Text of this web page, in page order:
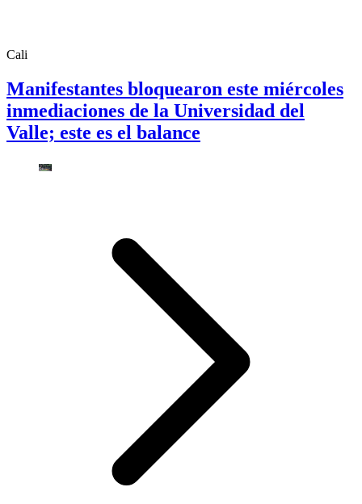
Cali
Manifestantes bloquearon este miércoles
inmediaciones de la Universidad del
Valle; este es el balance